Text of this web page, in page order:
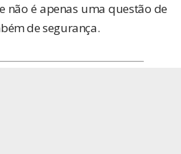
não é apenas uma questão de
de segurança.